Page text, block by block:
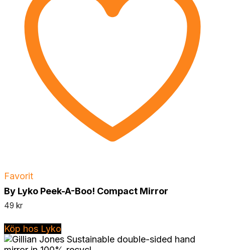
Favorit
By Lyko Peek-A-Boo! Compact Mirror
49 kr
Köp hos Lyko